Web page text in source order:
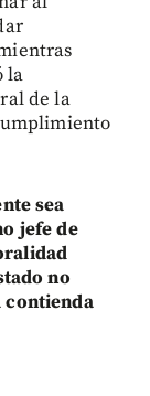
la
de la
sea
jefe de
no
contienda